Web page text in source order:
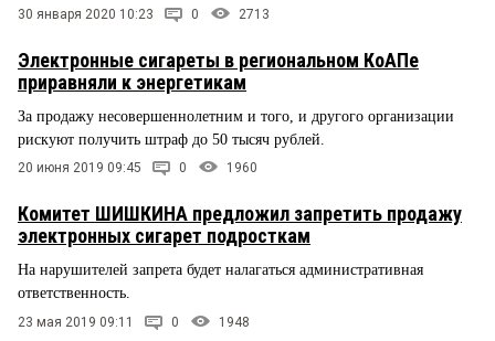
30 января 2020 10:23 0 2713
Электронные сигареты в региональном КоАПе
приравняли к энергетикам
За продажу несовершеннолетним и того, и другого организации
рискуют получить штраф до 50 тысяч рублей.
20 июня 2019 09:45 0 1960
Комитет ШИШКИНА предложил запретить продажу
электронных сигарет подросткам
На нарушителей запрета будет налагаться административная
ответственность.
23 мая 2019 09:11 0 1948